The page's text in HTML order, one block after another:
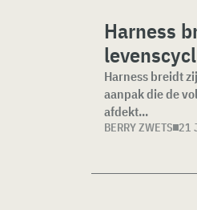
Harness
Harness breidt
aanpak die de
afdekt...
BERRY ZWETS 21